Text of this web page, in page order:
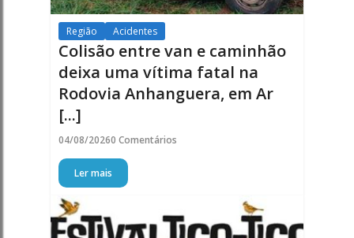
Região Acidentes
Colisão entre van e caminhão
deixa uma vítima fatal na
Rodovia Anhanguera, em Ar
[...]
04/08/20260 Comentários
Ler mais